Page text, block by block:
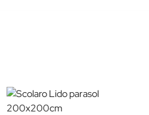
Umbrosa naar streven.